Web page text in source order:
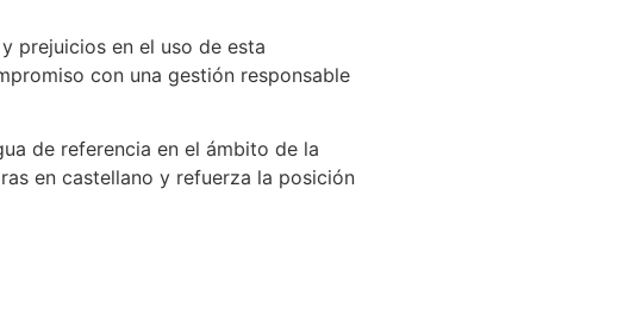
prejuicios en el uso de esta
con una gestión responsable
de referencia en el ámbito de la
en castellano y refuerza la posición